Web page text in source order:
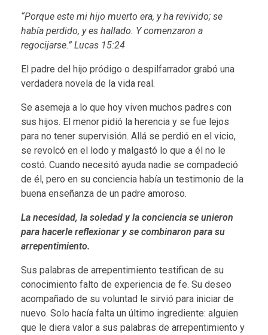
g
a
m
s
u
n
a
f
i
e
s
t
“Porque este mi hijo muerto era, y ha revivido; se
había perdido, y es hallado. Y comenzaron a
regocijarse.” Lucas 15:24
El padre del hijo pródigo o despilfarrador grabó una
verdadera novela de la vida real.
Se asemeja a lo que hoy viven muchos padres con
sus hijos. El menor pidió la herencia y se fue lejos
para no tener supervisión. Allá se perdió en el vicio,
se revolcó en el lodo y malgastó lo que a él no le
costó. Cuando necesitó ayuda nadie se compadeció
de él, pero en su conciencia había un testimonio de la
buena enseñanza de un padre amoroso.
La necesidad, la soledad y la conciencia se unieron
para hacerle reflexionar y se combinaron para su
arrepentimiento.
Sus palabras de arrepentimiento testifican de su
conocimiento falto de experiencia de fe. Su deseo
acompañado de su voluntad le sirvió para iniciar de
nuevo. Solo hacía falta un último ingrediente: alguien
que le diera valor a sus palabras de arrepentimiento y